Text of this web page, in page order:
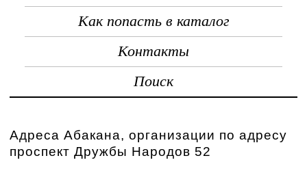
Как попасть в каталог
Контакты
Поиск
Адреса Абакана, организации по адресу
проспект Дружбы Народов 52